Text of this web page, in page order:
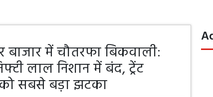
में चौतरफा बिकवाली:
लाल निशान में बंद, ट्रेंट
सबसे बड़ा झटका